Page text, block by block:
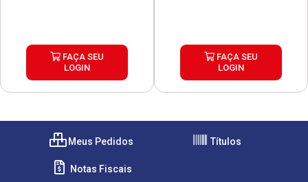
FAÇA SEU
LOGIN
FAÇA SEU
LOGIN
Meus Pedidos Títulos
Notas Fiscais